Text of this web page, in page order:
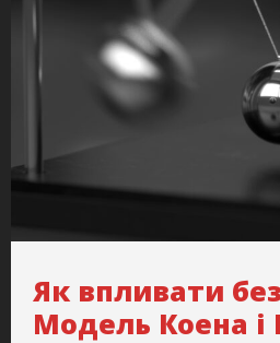
Як впливати
Модель Коена